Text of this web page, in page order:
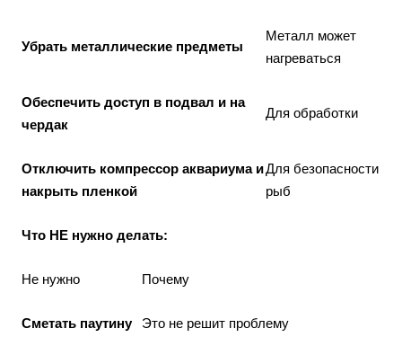
Убрать металлические предметы
Металл может
нагреваться
Обеспечить доступ в подвал и на
чердак
Для обработки
Отключить компрессор аквариума и
накрыть пленкой
Для безопасности
рыб
Что НЕ нужно делать:
Не нужно Почему
Сметать паутину Это не решит проблему